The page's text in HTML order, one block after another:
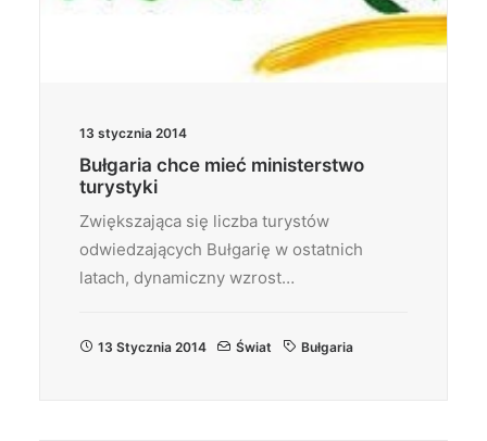
13 stycznia 2014
Bułgaria chce mieć ministerstwo
turystyki
Zwiększająca się liczba turystów
odwiedzających Bułgarię w ostatnich
latach, dynamiczny wzrost…
13 Stycznia 2014 Świat Bułgaria